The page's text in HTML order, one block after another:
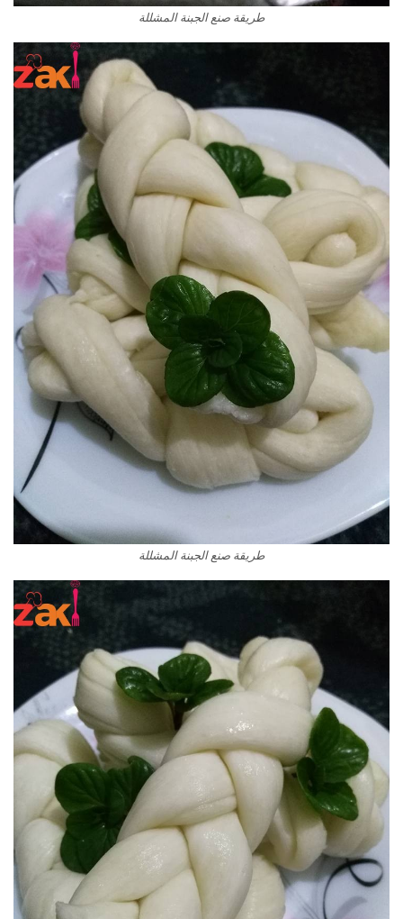
طريقة صنع الجبنة المشللة
طريقة صنع الجبنة المشللة